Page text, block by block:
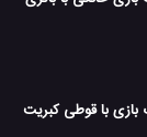
با قوطی کبریت